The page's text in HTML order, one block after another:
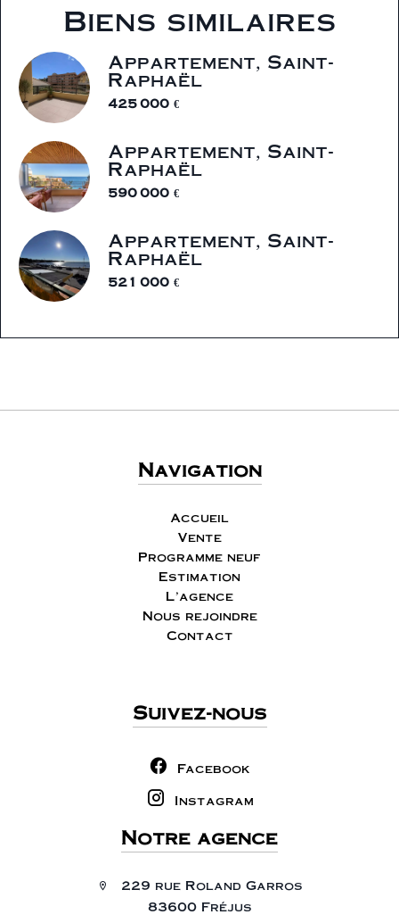
Biens similaires
Appartement, Saint-
Raphaël
425 000 €
Appartement, Saint-
Raphaël
590 000 €
Appartement, Saint-
Raphaël
521 000 €
Navigation
Accueil
Vente
Programme neuf
Estimation
L'agence
Nous rejoindre
Contact
Suivez-nous
Facebook
Instagram
Notre agence
229 rue Roland Garros
83600 Fréjus